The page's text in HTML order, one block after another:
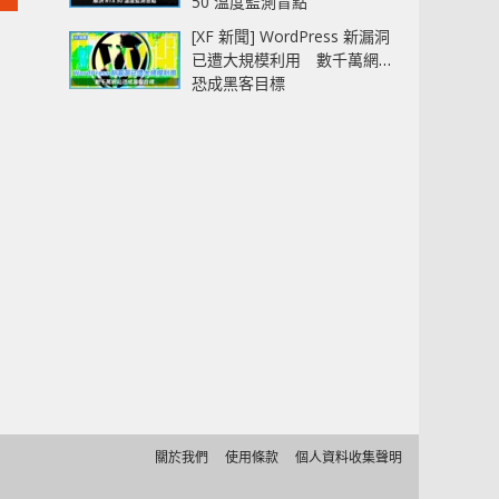
[XF 新聞] WordPress 新漏洞
已遭大規模利用 數千萬網站
恐成黑客目標
關於我們 使用條款 個人資料收集聲明